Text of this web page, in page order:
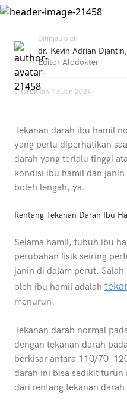
Ditinjau oleh
dr. Kevin Adrian Djantin,
Editor Alodokter
Diterbitkan 19 Jan 2024
Tekanan darah ibu hamil
yang perlu diperhatikan
darah yang terlalu tinggi
kondisi ibu hamil dan
boleh lengah, ya.
Rentang Tekanan Darah Ibu
Selama hamil, tubuh ibu
perubahan fisik seiring
janin di dalam perut.
oleh ibu hamil adalah
menurun.
Tekanan darah normal
dengan tekanan darah
berkisar antara 110/
darah ini bisa sedikit
dari rentang tekanan